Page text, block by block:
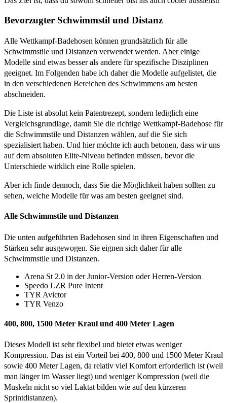
Bevorzugter Schwimmstil und Distanz
Alle Wettkampf-Badehosen können grundsätzlich für alle
Schwimmstile und Distanzen verwendet werden. Aber einige
Modelle sind etwas besser als andere für spezifische Disziplinen
geeignet. Im Folgenden habe ich daher die Modelle aufgelistet, die
in den verschiedenen Bereichen des Schwimmens am besten
abschneiden.
Die Liste ist absolut kein Patentrezept, sondern lediglich eine
Vergleichsgrundlage, damit Sie die richtige Wettkampf-Badehose für
die Schwimmstile und Distanzen wählen, auf die Sie sich
spezialisiert haben. Und hier möchte ich auch betonen, dass wir uns
auf dem absoluten Elite-Niveau befinden müssen, bevor die
Unterschiede wirklich eine Rolle spielen.
Aber ich finde dennoch, dass Sie die Möglichkeit haben sollten zu
sehen, welche Modelle für was am besten geeignet sind.
Alle Schwimmstile und Distanzen
Die unten aufgeführten Badehosen sind in ihren Eigenschaften und
Stärken sehr ausgewogen. Sie eignen sich daher für alle
Schwimmstile und Distanzen.
Arena St 2.0 in der Junior-Version oder Herren-Version
Speedo LZR Pure Intent
TYR Avictor
TYR Venzo
400, 800, 1500 Meter Kraul und 400 Meter Lagen
Dieses Modell ist sehr flexibel und bietet etwas weniger
Kompression. Das ist ein Vorteil bei 400, 800 und 1500 Meter Kraul
sowie 400 Meter Lagen, da relativ viel Komfort erforderlich ist (weil
man länger im Wasser liegt) und weniger Kompression (weil die
Muskeln nicht so viel Laktat bilden wie auf den kürzeren
Sprintdistanzen).